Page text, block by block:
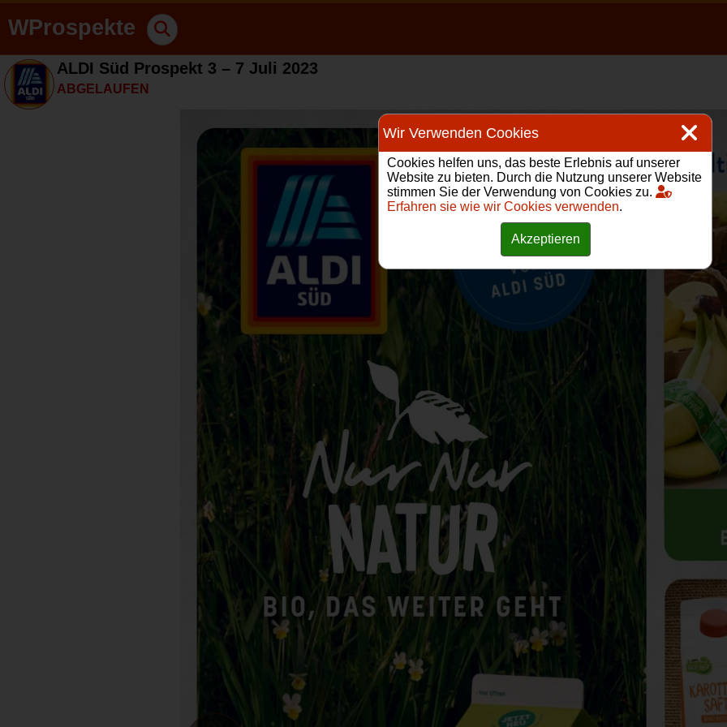
WProspekte
ALDI Süd Prospekt 3 – 7 Juli 2023
ABGELAUFEN
Wir Verwenden Cookies
Cookies helfen uns, das beste Erlebnis auf unserer
Website zu bieten. Durch die Nutzung unserer Website
stimmen Sie der Verwendung von Cookies zu.
Erfahren sie wie wir Cookies verwenden.
Akzeptieren